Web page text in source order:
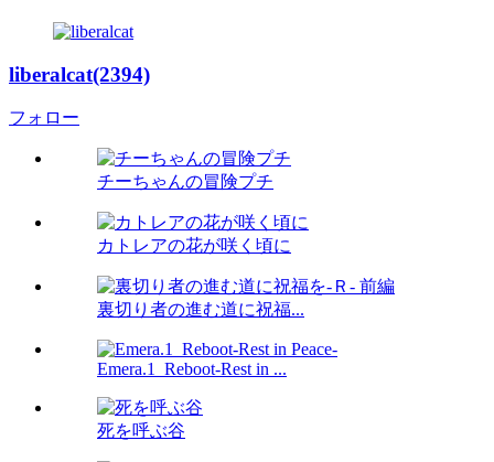
liberalcat(2394)
フォロー
チーちゃんの冒険プチ
カトレアの花が咲く頃に
裏切り者の進む道に祝福...
Emera.1_Reboot-Rest in ...
死を呼ぶ谷